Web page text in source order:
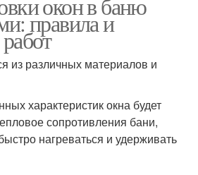
окон в баню
правила и
из различных материалов и
характеристик окна будет
сопротивления бани,
нагреваться и удерживать